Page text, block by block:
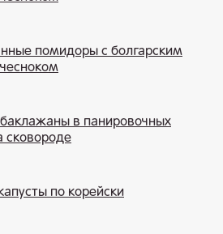
помидоры с болгарским
в панировочных
сковороде
по корейски